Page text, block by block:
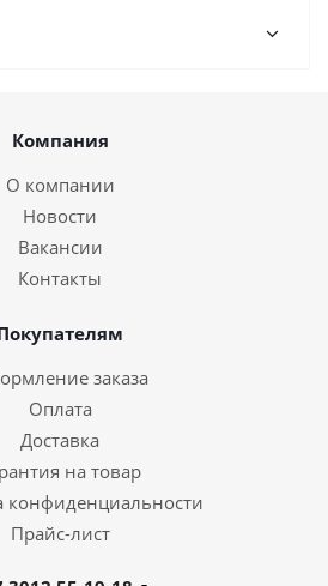
Компания
О компании
Новости
Вакансии
Контакты
заказа
Оплата
Доставка
на товар
конфиденциальности
Прайс-лист